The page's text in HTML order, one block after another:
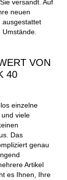
versandt. Auf
neuen
ausgestattet
VON
40
einzelne
und viele
Das
genau
Artikel
es Ihnen, Ihre